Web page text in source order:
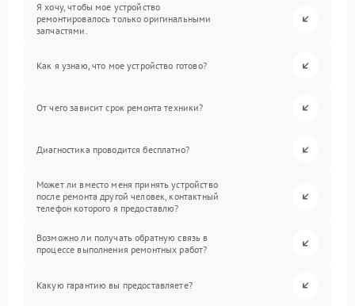
Я хочу, чтобы мое устройство
ремонтировалось только оригинальными
запчастями.
Как я узнаю, что мое устройство готово?
От чего зависит срок ремонта техники?
Диагностика проводится бесплатно?
Может ли вместо меня принять устройство
после ремонта другой человек, контактный
телефон которого я предоставлю?
Возможно ли получать обратную связь в
процессе выполнения ремонтных работ?
Какую гарантию вы предоставляете?